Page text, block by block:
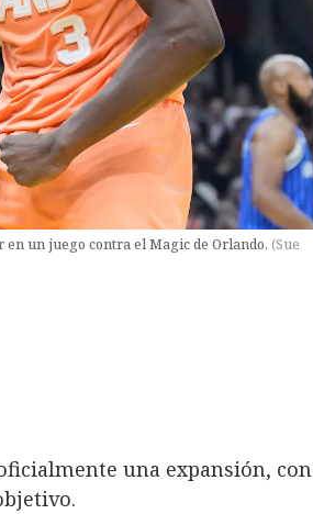
en un juego contra el Magic de Orlando. (Sue
una expansión, con